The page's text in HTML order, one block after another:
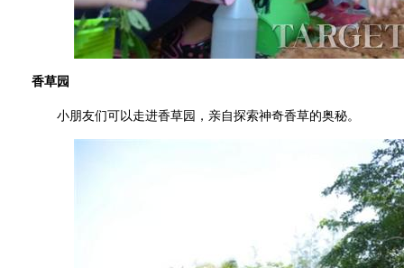
香草园
小朋友们可以走进香草园，亲自探索神奇香草的奥秘。